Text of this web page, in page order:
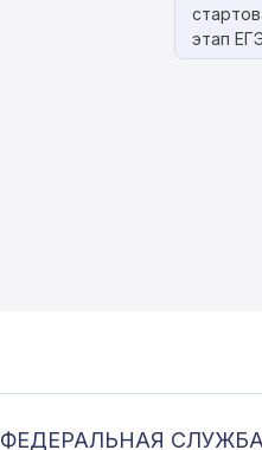
этап
ФЕДЕРАЛЬНАЯ